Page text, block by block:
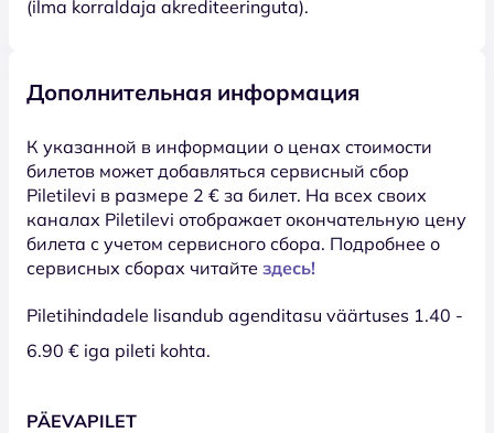
(ilma korraldaja akrediteeringuta).
Дополнительная информация
К указанной в информации о ценах стоимости
билетов может добавляться сервисный сбор
Piletilevi в размере 2 € за билет. На всех своих
каналах Piletilevi отображает окончательную цену
билета с учетом сервисного сбора. Подробнее о
сервисных сборах читайте здесь!
Piletihindadele lisandub agenditasu väärtuses 1.40 -
6.90 € iga pileti kohta.
PÄEVAPILET